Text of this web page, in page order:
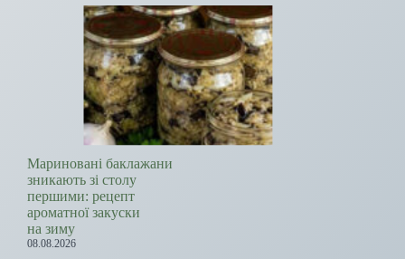
Мариновані баклажани
зникають зі столу
першими: рецепт
ароматної закуски
на зиму
08.08.2026